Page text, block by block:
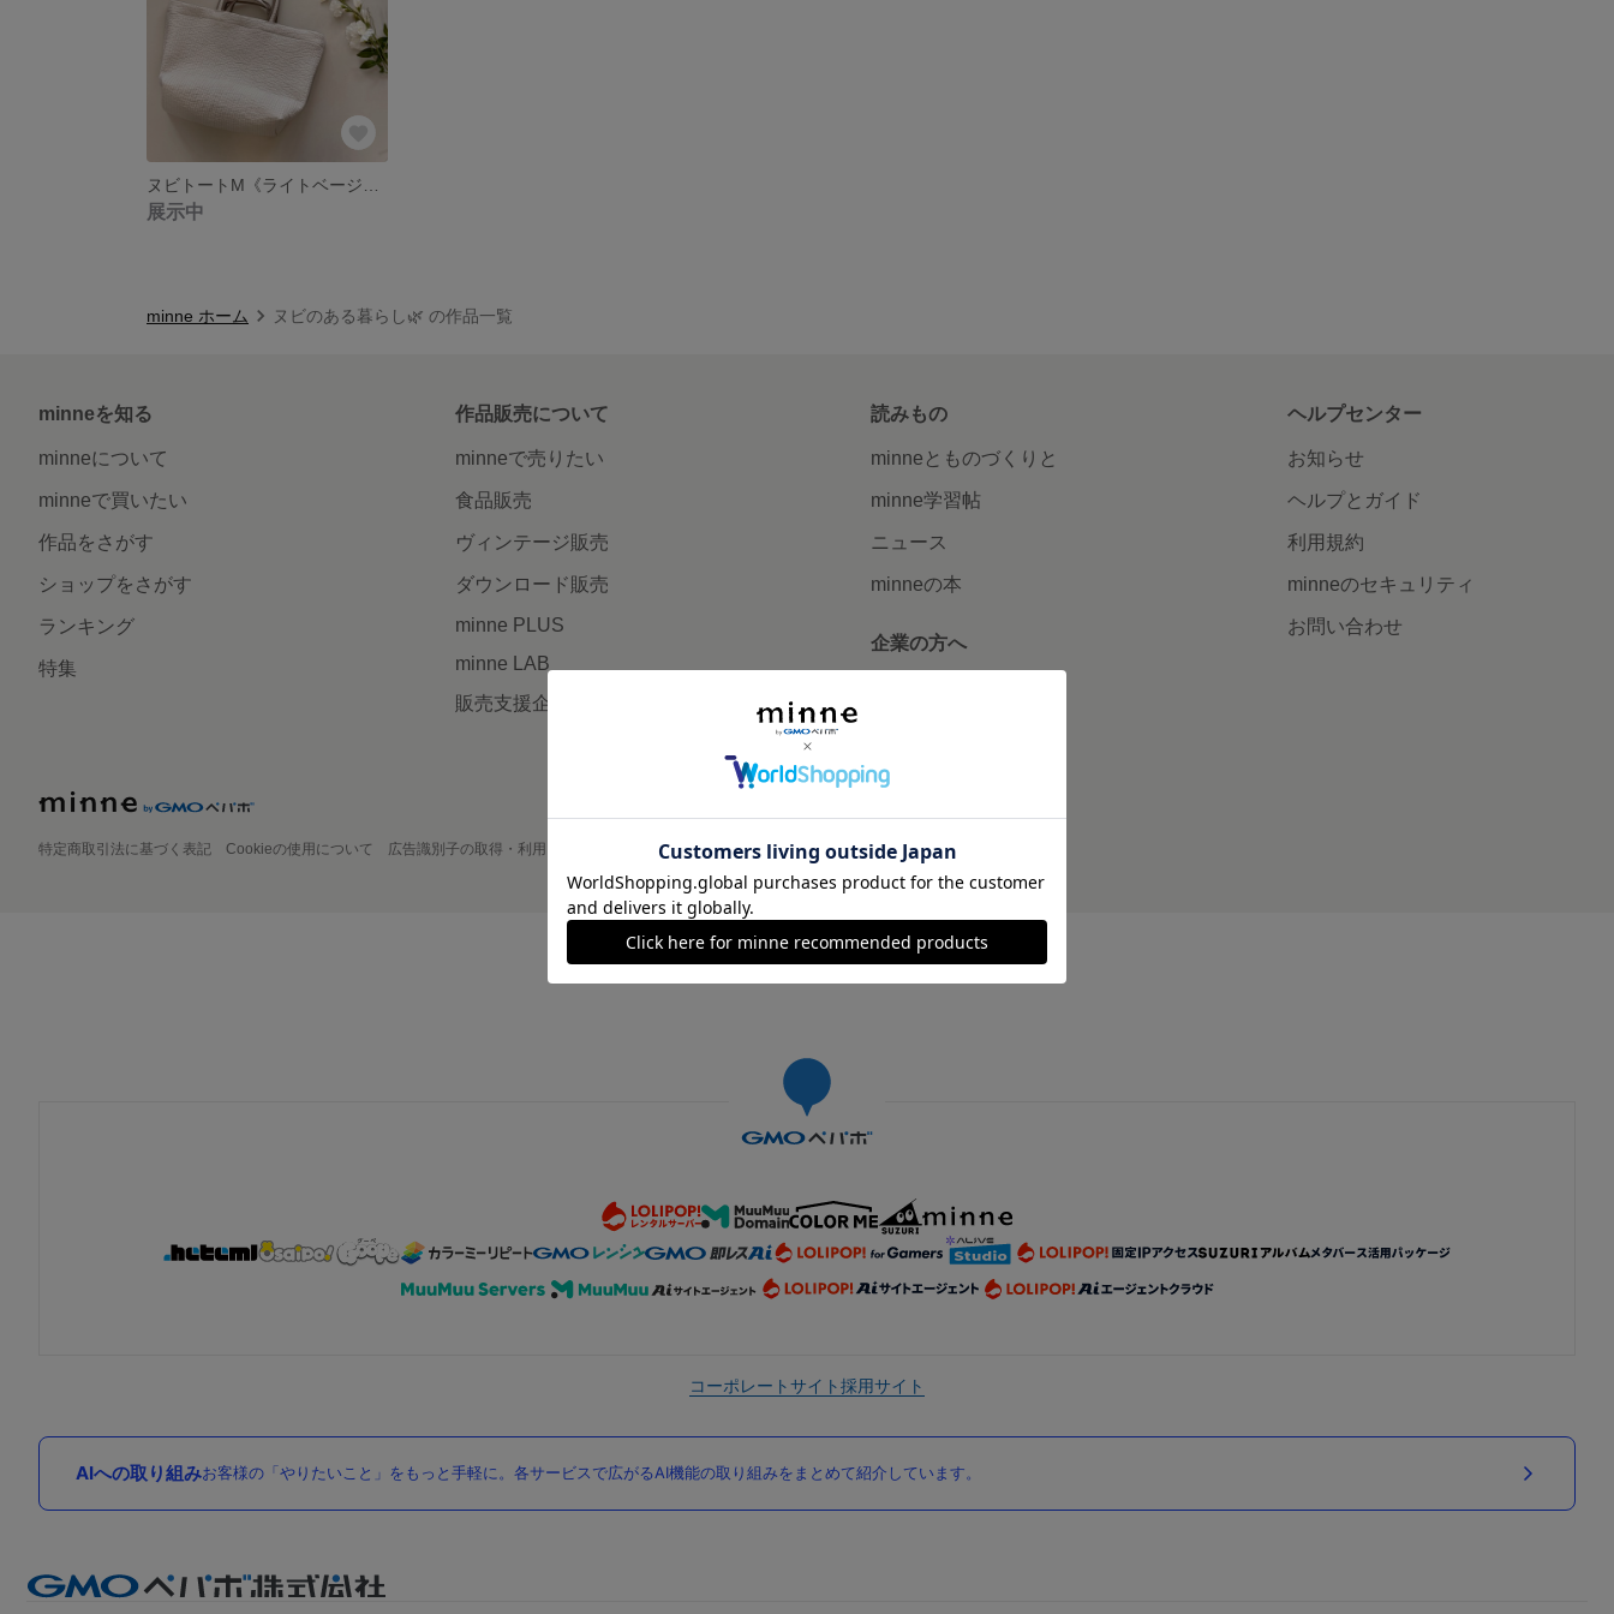
展示中
minne ホーム ヌビのある暮らし🌿‬ の作品一覧
minneを知る
minneについて
minneで買いたい
作品をさがす
ショップをさがす
ランキング
特集
作品販売について
minneで売りたい
食品販売
ヴィンテージ販売
ダウンロード販売
minne PLUS
minne LAB
販売支援企画・イベント
読みもの
minneとものづくりと
minne学習帖
ニュース
minneの本
企業の方へ
ヘルプセンター
お知らせ
ヘルプとガイド
利用規約
minneのセキュリティ
お問い合わせ
特定商取引法に基づく表記 Cookieの使用について 広告識別子の取得・利用 プライバシーポリシー 会社概要 採用情報 メディアキット
©GMO Pepabo, Inc. All rights reserved.
コーポレートサイト採用サイト
AIへの取り組みお客様の「やりたいこと」をもっと手軽に。各サービスで広がるAI機能の取り組みをまとめて紹介しています。